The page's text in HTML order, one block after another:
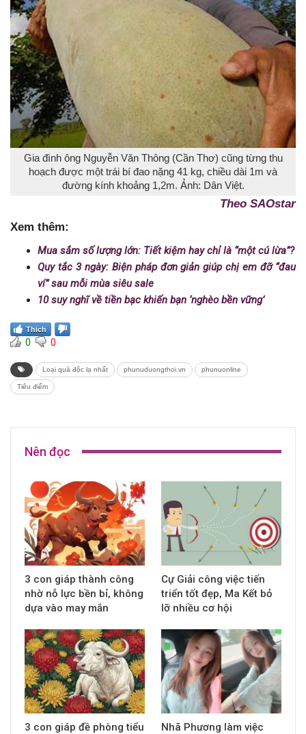
Gia đình ông Nguyễn Văn Thông (Cần Thơ) cũng từng thu
hoạch được một trái bí đao nặng 41 kg, chiều dài 1m và
đường kính khoảng 1,2m. Ảnh: Dân Việt.
Theo SAOstar
Xem thêm:
Mua sắm số lượng lớn: Tiết kiệm hay chỉ là “một cú lừa”?
Quy tắc 3 ngày: Biện pháp đơn giản giúp chị em đỡ “đau
ví” sau mỗi mùa siêu sale
10 suy nghĩ về tiền bạc khiến bạn ‘nghèo bền vững’
Thích
0 0
Loại quả độc lạ nhất phunuduongthoi.vn phunuonline
Tiêu điểm
Nên đọc
3 con giáp thành công
nhờ nỗ lực bền bỉ, không
dựa vào may mắn
Cự Giải công việc tiến
triển tốt đẹp, Ma Kết bỏ
lỡ nhiều cơ hội
3 con giáp đề phòng tiểu
Nhã Phương làm việc